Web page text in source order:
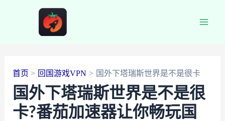
首页 回国游戏VPN 国外下塔瑞斯世界是不是很卡
国外下塔瑞斯世界是不是很
卡?番茄加速器让你畅玩国